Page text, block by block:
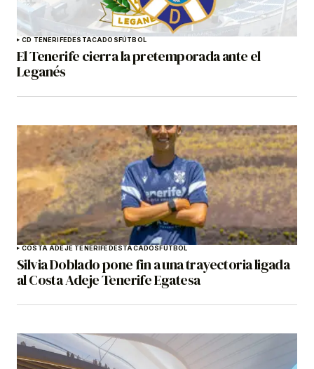
CD TENERIFEDESTACADOSFÚTBOL
El Tenerife cierra la pretemporada ante el
Leganés
COSTA ADEJE TENERIFEDESTACADOSFÚTBOL
Silvia Doblado pone fin a una trayectoria ligada
al Costa Adeje Tenerife Egatesa